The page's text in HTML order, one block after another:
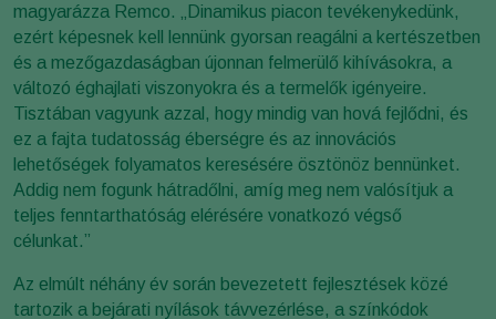
magyarázza Remco. „Dinamikus piacon tevékenykedünk,
ezért képesnek kell lennünk gyorsan reagálni a kertészetben
és a mezőgazdaságban újonnan felmerülő kihívásokra, a
változó éghajlati viszonyokra és a termelők igényeire.
Tisztában vagyunk azzal, hogy mindig van hová fejlődni, és
ez a fajta tudatosság éberségre és az innovációs
lehetőségek folyamatos keresésére ösztönöz bennünket.
Addig nem fogunk hátradőlni, amíg meg nem valósítjuk a
teljes fenntarthatóság elérésére vonatkozó végső
célunkat.”
Az elmúlt néhány év során bevezetett fejlesztések közé
tartozik a bejárati nyílások távvezérlése, a színkódok